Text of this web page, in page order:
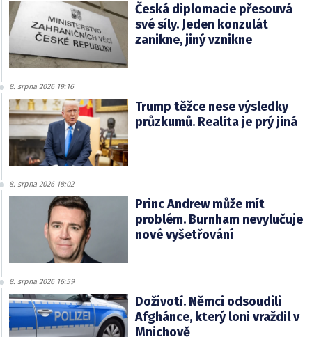
Česká diplomacie přesouvá
své síly. Jeden konzulát
zanikne, jiný vznikne
8. srpna 2026 19:16
Trump těžce nese výsledky
průzkumů. Realita je prý jiná
8. srpna 2026 18:02
Princ Andrew může mít
problém. Burnham nevylučuje
nové vyšetřování
8. srpna 2026 16:59
Doživotí. Němci odsoudili
Afghánce, který loni vraždil v
Mnichově